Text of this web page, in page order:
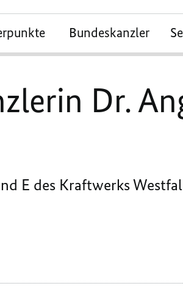
Bundeskanzler
Dr.
E des Kraftwerks